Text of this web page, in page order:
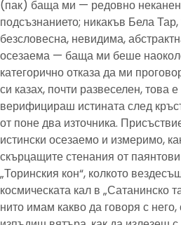
(пак) баща ми — редовно неканен
подсъзнанието; никакъв Бела
безсловесна, невидима,
осезаема — баща ми беше
категорично отказа да ми
си казах, почти развеселен, това
верифицираш истината след
от поне два източника.
истински осезаемо и измеримо,
скърцащите стенания от
„Торинския кон“, колкото
космическата кал в „Сатанинско
нито имам какво да говоря с